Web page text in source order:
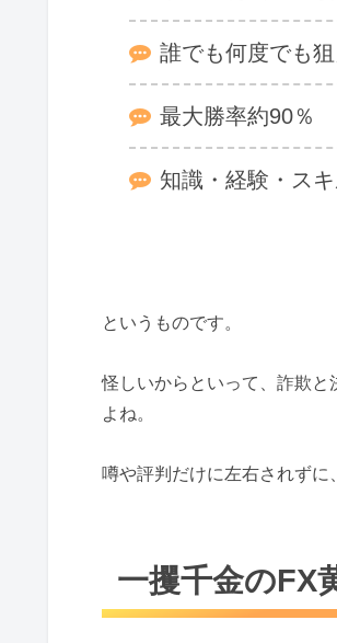
誰でも何度でも
最大勝率約90％
知識・経験・ス
というものです。
怪しいからといって、詐欺
よね。
噂や評判だけに左右されずに
一攫千金のFX